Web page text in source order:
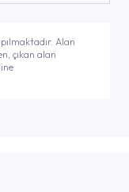
Alan
çıkan alan